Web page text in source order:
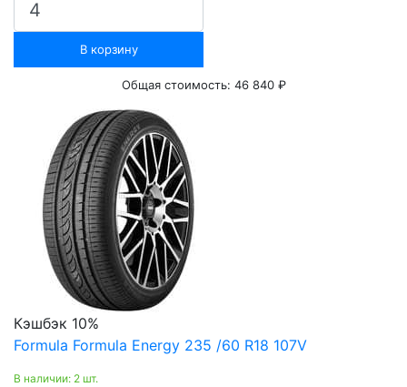
В корзину
Общая стоимость: 46 840 ₽
Кэшбэк 10%
Formula Formula Energy 235 /60 R18 107V
В наличии: 2 шт.